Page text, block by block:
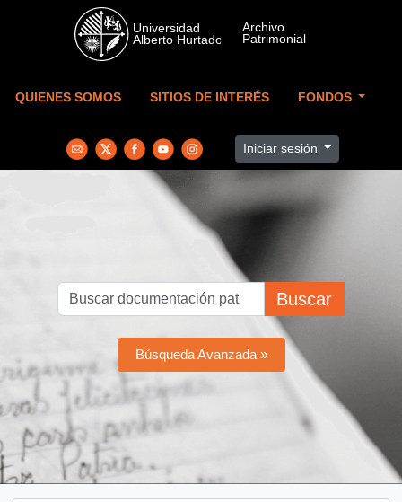
Skip to main content
QUIENES SOMOS SITIOS DE INTERÉS FONDOS
Iniciar sesión
Buscar
Búsqueda Avanzada »